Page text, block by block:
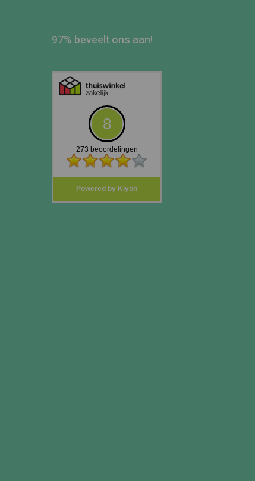
97% beveelt ons aan!